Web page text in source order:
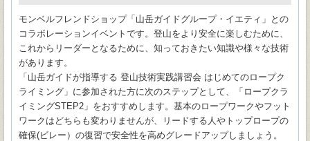
モンベルフレンドショップ「山岳ガイドグループ・イエティ」との
コラボレーションイベントです。登山をより安全に楽しむために、
これからリーダーとなるために、知っておきたい知識や様々な技術
があります。
「山岳ガイドが指導する 登山技術実践講習会 はじめてのロープク
ライミング」に参加された方に次のステップとして、「ロープクラ
イミングSTEP2」をおすすめします。基本のロープワークやフット
ワークはどちらも変わりませんが、リードする人やトップロープの
確保(ビレー）の復習で安全性を高めグレードアップしましょう。